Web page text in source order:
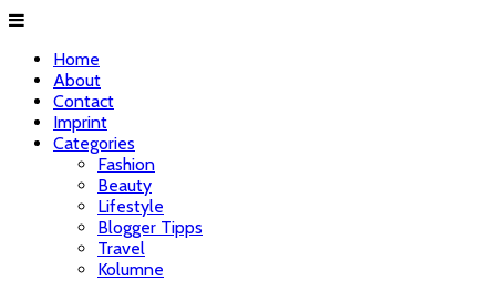
Home
About
Contact
Imprint
Categories
Fashion
Beauty
Lifestyle
Blogger Tipps
Travel
Kolumne